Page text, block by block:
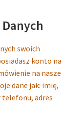
swoich
konto na
na nasze
dane jak: imię,
telefonu, adres